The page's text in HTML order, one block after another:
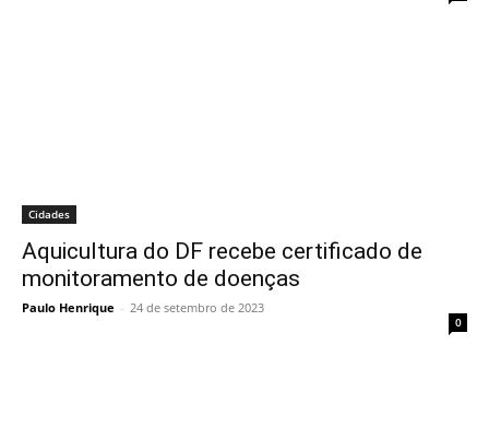
Cidades
Aquicultura do DF recebe certificado de
monitoramento de doenças
Paulo Henrique - 24 de setembro de 2023
0